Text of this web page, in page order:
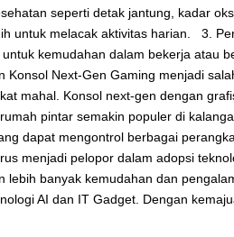
seperti detak jantung, kadar
untuk melacak aktivitas harian. 3.
kemudahan dalam bekerja atau
Next-Gen Gaming menjadi
mahal. Konsol next-gen dengan
pintar semakin populer di
dapat mengontrol berbagai
menjadi pelopor dalam adopsi
lebih banyak kemudahan dan
AI dan IT Gadget. Dengan